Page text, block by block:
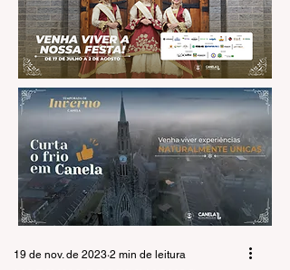
19 de nov. de 2023 2 min de leitura